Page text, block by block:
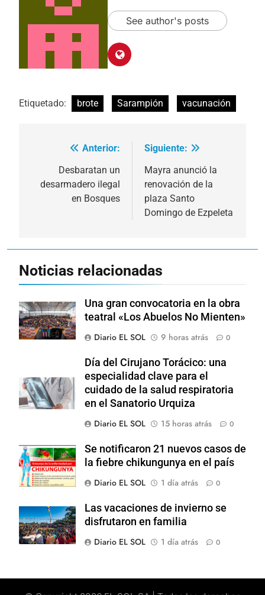
See author's posts
Etiquetado: brote Sarampión vacunación
Navegación
entradas
Anterior:
Desbaratan un
desarmadero ilegal
en Bosques
Siguiente:
Mayra anunció la
renovación de la
plaza Santo
Domingo de Ezpeleta
Noticias relacionadas
Una gran convocatoria en la obra
teatral «Los Abuelos No Mienten»
Diario EL SOL
9 horas atrás 0
Día del Cirujano Torácico: una
especialidad clave para el
cuidado de la salud respiratoria
en el Sanatorio Urquiza
Diario EL SOL
15 horas atrás 0
Se notificaron 21 nuevos casos de
la fiebre chikungunya en el país
Diario EL SOL
1 día atrás 0
Las vacaciones de invierno se
disfrutaron en familia
Diario EL SOL
1 día atrás 0